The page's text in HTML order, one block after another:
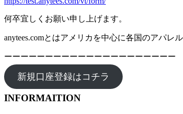
何卒宜しくお願い申し上げます。
anytees.comとはアメリカを中心に各国のアパ
ーーーーーーーーーーーーーーーーーーーーー
新規口座登録はコチラ
INFORMAITION